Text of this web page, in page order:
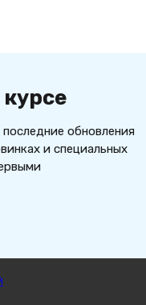
обновления
и специальных